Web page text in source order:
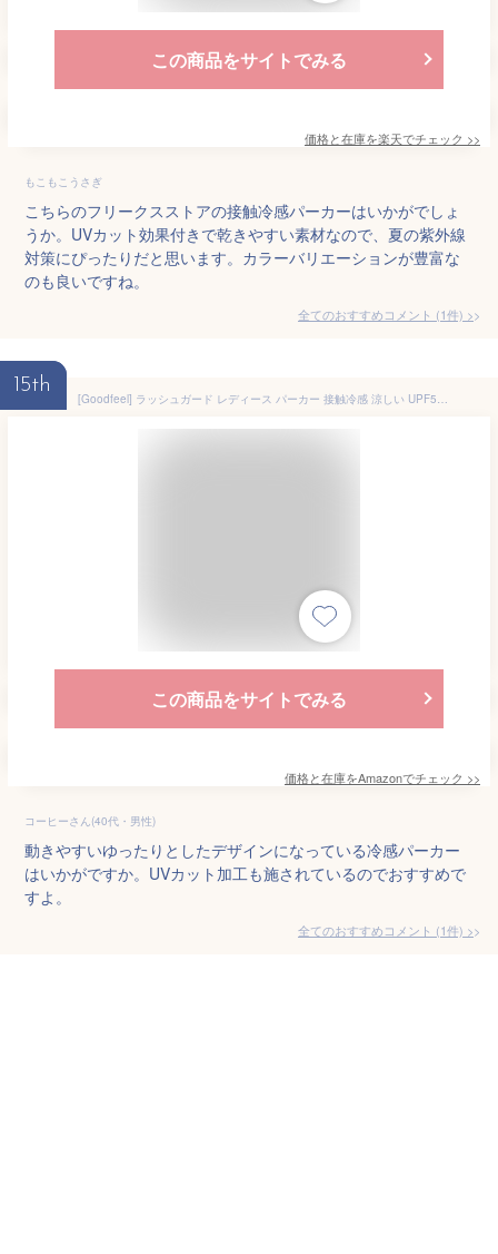
この商品をサイトでみる
価格と在庫を楽天でチェック >>
もこもこうさぎ
こちらのフリークスストアの接触冷感パーカーはいかがでしょ
うか。UVカット効果付きで乾きやすい素材なので、夏の紫外線
対策にぴったりだと思います。カラーバリエーションが豊富な
のも良いですね。
全てのおすすめコメント (1件) >
15th
[Goodfeel] ラッシュガード レディース パーカー 接触冷感 涼しい UPF50+ UVカット 体型カバー 長袖 360°紫外線対策 大きいサイズ 吸汗速乾 通気性 フード付き 薄手 夏 可愛い おしゃれ 水着 アウトドア 海
この商品をサイトでみる
価格と在庫をAmazonでチェック >>
コーヒーさん(40代・男性)
動きやすいゆったりとしたデザインになっている冷感パーカー
はいかがですか。UVカット加工も施されているのでおすすめで
すよ。
全てのおすすめコメント (1件) >